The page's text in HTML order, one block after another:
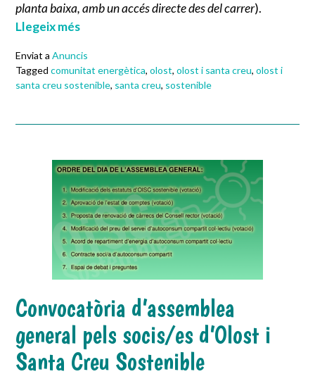
planta baixa, amb un accés directe des del carrer).
Llegeix més
Enviat a Anuncis
Tagged comunitat energètica, olost, olost i santa creu, olost i
santa creu sostenible, santa creu, sostenible
Convocatòria d’assemblea
general pels socis/es d’Olost i
Santa Creu Sostenible